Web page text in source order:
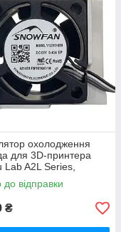
охолодження
для 3D-принтера
Lab A2L Series,
5В 0.4A,
FAF027)
до відправки
₴